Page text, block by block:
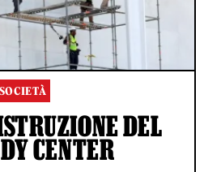
SOCIETÀ
DEL
CENTER